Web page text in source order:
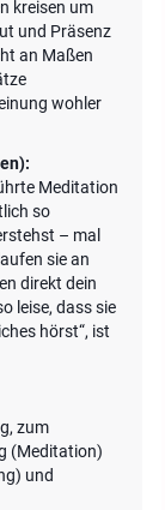
kreisen um
und Präsenz
an Maßen
wohler
Meditation
so
– mal
sie an
direkt dein
leise, dass sie
hörst“, ist
zum
(Meditation)
und